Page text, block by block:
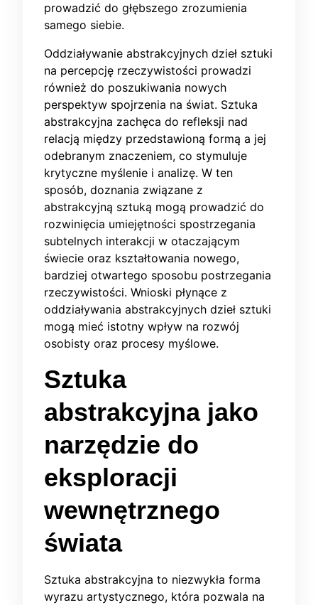
prowadzić do głębszego zrozumienia
samego siebie.
Oddziaływanie abstrakcyjnych dzieł sztuki
na percepcję rzeczywistości prowadzi
również do poszukiwania nowych
perspektyw spojrzenia na świat. Sztuka
abstrakcyjna zachęca do refleksji nad
relacją między przedstawioną formą a jej
odebranym znaczeniem, co stymuluje
krytyczne myślenie i analizę. W ten
sposób, doznania związane z
abstrakcyjną sztuką mogą prowadzić do
rozwinięcia umiejętności spostrzegania
subtelnych interakcji w otaczającym
świecie oraz kształtowania nowego,
bardziej otwartego sposobu postrzegania
rzeczywistości. Wnioski płynące z
oddziaływania abstrakcyjnych dzieł sztuki
mogą mieć istotny wpływ na rozwój
osobisty oraz procesy myślowe.
Sztuka
abstrakcyjna jako
narzędzie do
eksploracji
wewnętrznego
świata
Sztuka abstrakcyjna to niezwykła forma
wyrazu artystycznego, która pozwala na